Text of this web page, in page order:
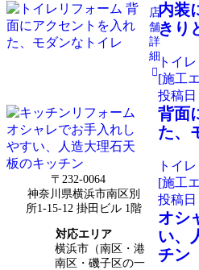
内装
きり
トイレ
[施工
投稿日
背面
た、
トイレ
[施工
投稿日
オシ
い、
チン
店
舗
詳
細
〒232-0064
神奈川県横浜市南区別
所1-15-12 掛田ビル 1階
対応エリア
横浜市（南区・港
南区・磯子区の一